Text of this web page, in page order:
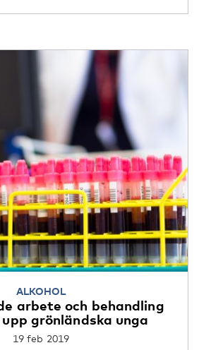
ALKOHOL
arbete och behandling
grönländska unga
19 feb 2019